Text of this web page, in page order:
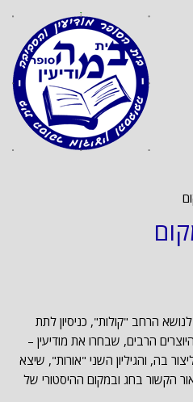
הרחב "קולות", כניסיון לתת
הרבים, שבחרו את מודיעין –
בה, והגיליון השני "אורות", שיצא
הקשור בחג ובמקום ההיסטורי של